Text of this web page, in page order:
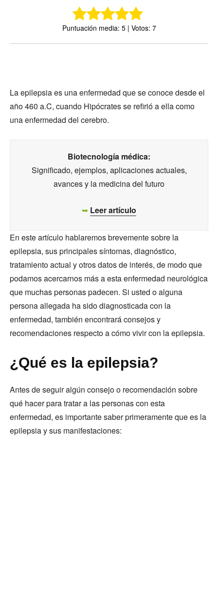
Puntuación media: 5 | Votos: 7
La epilepsia es una enfermedad que se conoce desde el
año 460 a.C, cuando Hipócrates se refirió a ella como
una enfermedad del cerebro.
Biotecnología médica:
Significado, ejemplos, aplicaciones actuales,
avances y la medicina del futuro
➥ Leer artículo
En este artículo hablaremos brevemente sobre la
epilepsia, sus principales síntomas, diagnóstico,
tratamiento actual y otros datos de interés, de modo que
podamos acercarnos más a esta enfermedad neurológica
que muchas personas padecen. Si usted o alguna
persona allegada ha sido diagnosticada con la
enfermedad, también encontrará consejos y
recomendaciones respecto a cómo vivir con la epilepsia.
¿Qué es la epilepsia?
Antes de seguir algún consejo o recomendación sobre
qué hacer para tratar a las personas con esta
enfermedad, es importante saber primeramente que es la
epilepsia y sus manifestaciones: